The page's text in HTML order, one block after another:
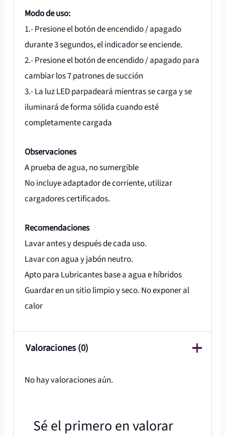
Modo de uso:
1.- Presione el botón de encendido / apagado
durante 3 segundos, el indicador se enciende.
2.- Presione el botón de encendido / apagado para
cambiar los 7 patrones de succión
3.- La luz LED parpadeará mientras se carga y se
iluminará de forma sólida cuando esté
completamente cargada
Observaciones
A prueba de agua, no sumergible
No incluye adaptador de corriente, utilizar
cargadores certificados.
Recomendaciones
Lavar antes y después de cada uso.
Lavar con agua y jabón neutro.
Apto para Lubricantes base a agua e híbridos
Guardar en un sitio limpio y seco. No exponer al
calor
Valoraciones (0)
No hay valoraciones aún.
Sé el primero en valorar